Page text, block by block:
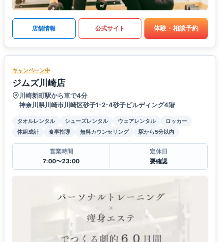
店舗情報 公式サイト 体験・相談予約
キャンペーン中
ジムズ川崎店
川崎新町駅から車で4分
神奈川県川崎市川崎区砂子1-2-4砂子ビルディング4階
タオルレンタル シューズレンタル ウェアレンタル
ロッカー
体組成計
食事指導 無料カウンセリング 駅から5分以内
営業時間
7:00〜23:00
定休日
要確認